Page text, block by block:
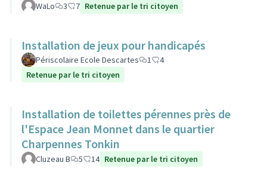
WaLo 3 7 Retenue par le tri citoyen
Installation de jeux pour handicapés
Périscolaire Ecole Descartes 1
4
Retenue par le tri citoyen
Installation de toilettes pérennes près de
l'Espace Jean Monnet dans le quartier
Charpennes Tonkin
Cluzeau B 5 14 Retenue par le tri citoyen